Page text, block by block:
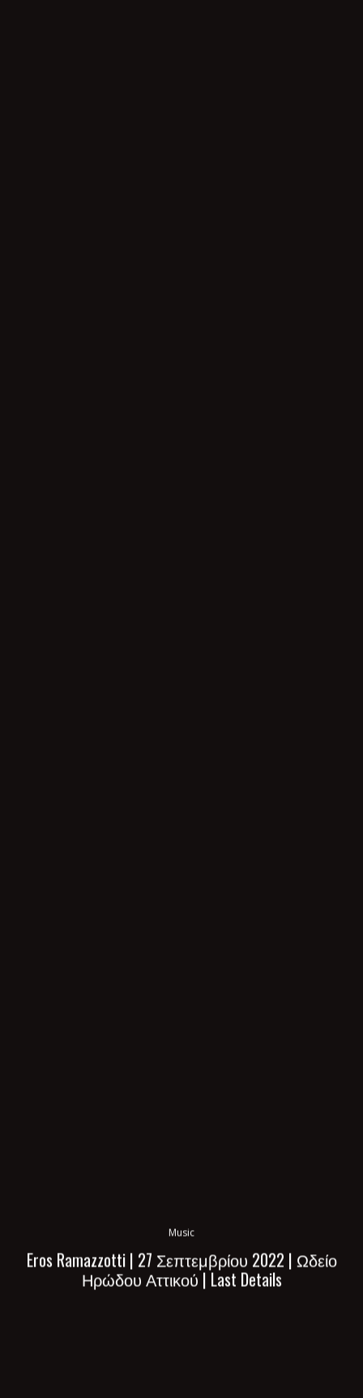
Music
Eros Ramazzotti | 27 Σεπτεμβρίου 2022 | Ωδείο
Ηρώδου Αττικού | Last Details